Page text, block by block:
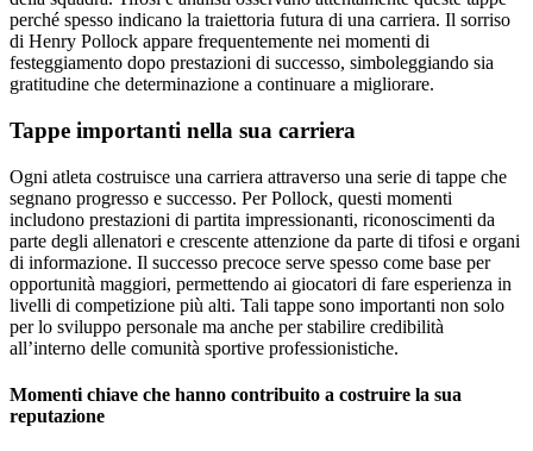
perché spesso indicano la traiettoria futura di una carriera. Il sorriso
di Henry Pollock appare frequentemente nei momenti di
festeggiamento dopo prestazioni di successo, simboleggiando sia
gratitudine che determinazione a continuare a migliorare.
Tappe importanti nella sua carriera
Ogni atleta costruisce una carriera attraverso una serie di tappe che
segnano progresso e successo. Per Pollock, questi momenti
includono prestazioni di partita impressionanti, riconoscimenti da
parte degli allenatori e crescente attenzione da parte di tifosi e organi
di informazione. Il successo precoce serve spesso come base per
opportunità maggiori, permettendo ai giocatori di fare esperienza in
livelli di competizione più alti. Tali tappe sono importanti non solo
per lo sviluppo personale ma anche per stabilire credibilità
all’interno delle comunità sportive professionistiche.
Momenti chiave che hanno contribuito a costruire la sua
reputazione